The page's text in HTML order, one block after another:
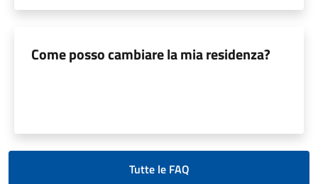
Come posso cambiare la mia residenza?
Tutte le FAQ